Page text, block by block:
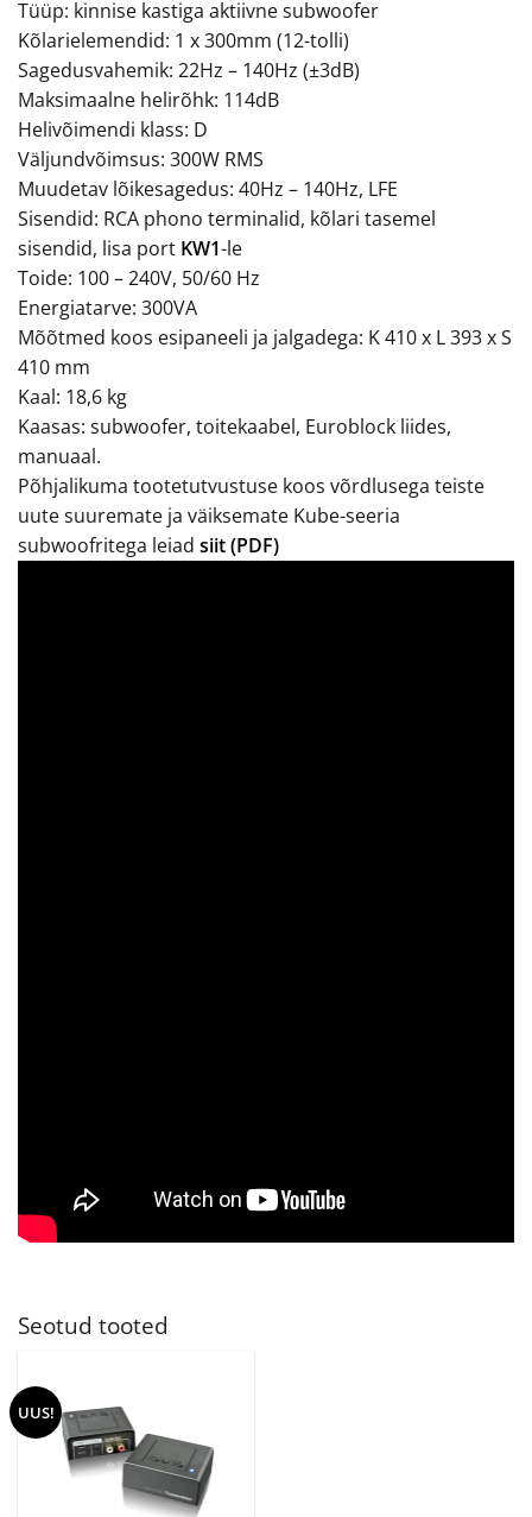
Tüüp: kinnise kastiga aktiivne subwoofer
Kõlarielemendid: 1 x 300mm (12-tolli)
Sagedusvahemik: 22Hz – 140Hz (±3dB)
Maksimaalne helirõhk: 114dB
Helivõimendi klass: D
Väljundvõimsus: 300W RMS
Muudetav lõikesagedus: 40Hz – 140Hz, LFE
Sisendid: RCA phono terminalid, kõlari tasemel
sisendid, lisa port KW1-le
Toide: 100 – 240V, 50/60 Hz
Energiatarve: 300VA
Mõõtmed koos esipaneeli ja jalgadega: K 410 x L 393 x S
410 mm
Kaal: 18,6 kg
Kaasas: subwoofer, toitekaabel, Euroblock liides,
manuaal.
Põhjalikuma tootetutvustuse koos võrdlusega teiste
uute suuremate ja väiksemate Kube-seeria
subwoofritega leiad siit (PDF)
Seotud tooted
UUS!